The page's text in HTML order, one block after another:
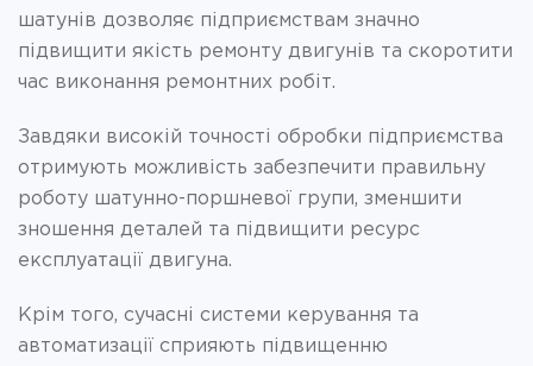
шатунів дозволяє підприємствам значно
підвищити якість ремонту двигунів та скоротити
час виконання ремонтних робіт.
Завдяки високій точності обробки підприємства
отримують можливість забезпечити правильну
роботу шатунно-поршневої групи, зменшити
зношення деталей та підвищити ресурс
експлуатації двигуна.
Крім того, сучасні системи керування та
автоматизації сприяють підвищенню